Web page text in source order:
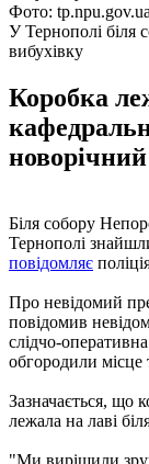
Фото: tp.npu.gov.ua
У Тернополі біля
вибухівку
Коробка
Біля собору
Тернополі
повідомляє
Про невідомий
повідомив
слідчо-
обгородили
Зазначається, що
лежала на лаві
"Ми вирішили